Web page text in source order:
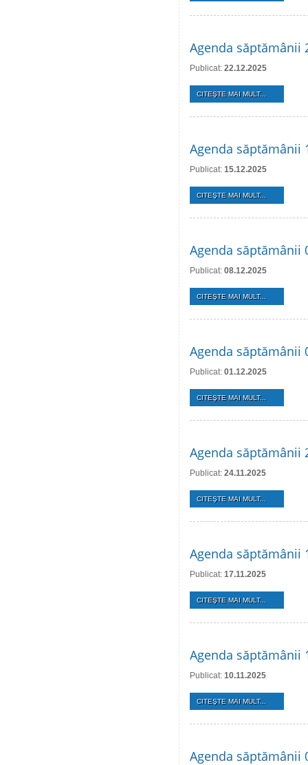
Agenda săptămânii
Publicat: 22.12.2025
CITEŞTE MAI MULT...
Agenda săptămânii
Publicat: 15.12.2025
CITEŞTE MAI MULT...
Agenda săptămânii
Publicat: 08.12.2025
CITEŞTE MAI MULT...
Agenda săptămânii
Publicat: 01.12.2025
CITEŞTE MAI MULT...
Agenda săptămânii
Publicat: 24.11.2025
CITEŞTE MAI MULT...
Agenda săptămânii
Publicat: 17.11.2025
CITEŞTE MAI MULT...
Agenda săptămânii
Publicat: 10.11.2025
CITEŞTE MAI MULT...
Agenda săptămânii